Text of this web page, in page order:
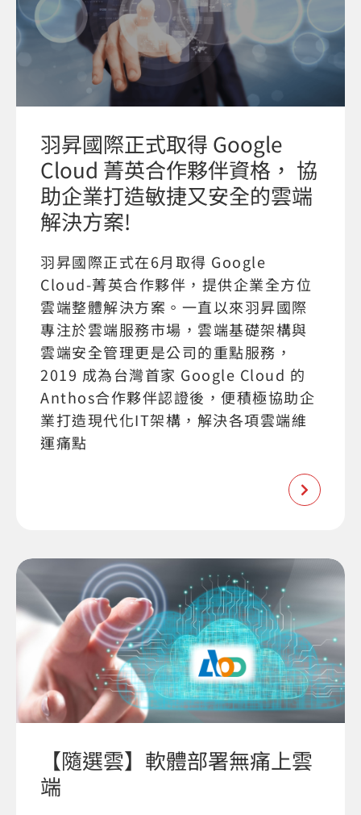
羽昇國際正式取得 Google
Cloud 菁英合作夥伴資格， 協
助企業打造敏捷又安全的雲端
解決方案!
羽昇國際正式在6月取得 Google
Cloud-菁英合作夥伴，提供企業全方位
雲端整體解決方案。一直以來羽昇國際
專注於雲端服務市場，雲端基礎架構與
雲端安全管理更是公司的重點服務，
2019 成為台灣首家 Google Cloud 的
Anthos合作夥伴認證後，便積極協助企
業打造現代化IT架構，解決各項雲端維
運痛點
【隨選雲】軟體部署無痛上雲
端